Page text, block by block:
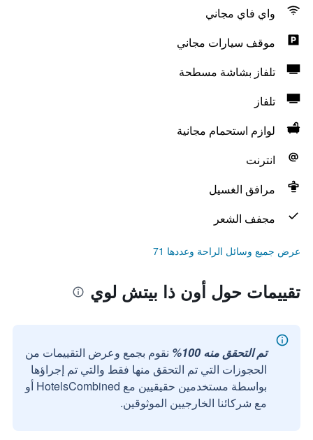
واي فاي مجاني
موقف سيارات مجاني
تلفاز بشاشة مسطحة
تلفاز
لوازم استحمام مجانية
انترنت
مرافق الغسيل
مجفف الشعر
عرض جميع وسائل الراحة وعددها 71
تقييمات حول أون ذا بيتش لوي
تم التحقق منه 100%
نقوم بجمع وعرض التقييمات من
الحجوزات التي تم التحقق منها فقط والتي تم إجراؤها
بواسطة مستخدمين حقيقيين مع HotelsCombined أو
مع شركائنا الخارجيين الموثوقين.